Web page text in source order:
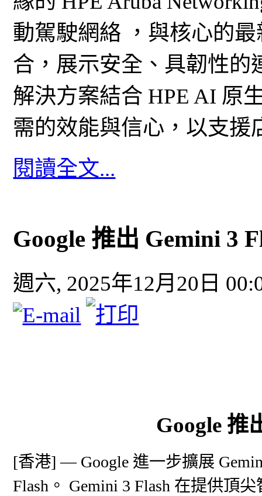
動駕駛網絡 ，與核心的最
合，展示安全、具韌性的
解決方案結合 HPE AI 原
需的效能與信心，以支援
閱讀全文...
Google 推出 Gemini 3
週六, 2025年12月20日
Google 推
[香港] — Google 進一步擴展
Flash。 Gemini 3 Flash 在提供頂